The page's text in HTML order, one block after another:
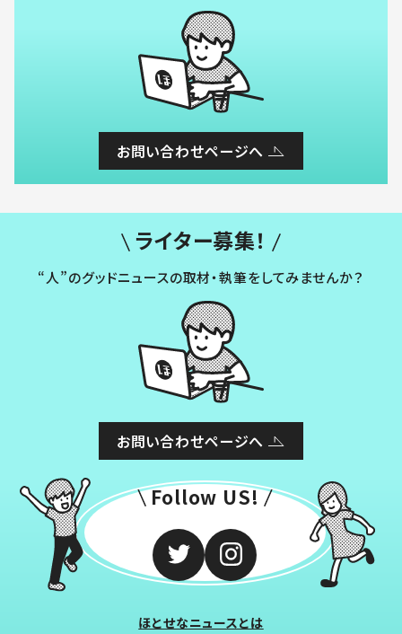
お問い合わせページへ
ライター募集！
“人”のグッドニュースの取材・執筆をしてみませんか？
お問い合わせページへ
Follow US!
ほとせなニュースとは